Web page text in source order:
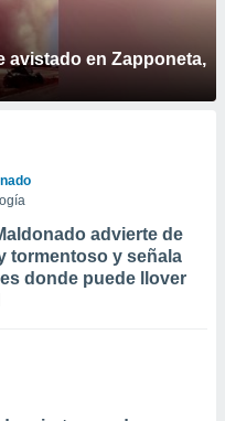
avistado en Zapponeta,
advierte de
tormentoso y señala
donde puede llover